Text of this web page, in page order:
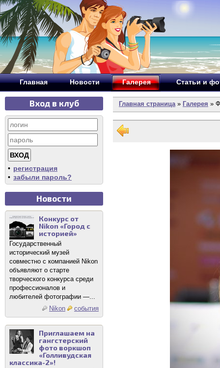
Главная Новости Галерея Статьи и
Вход в клуб
• регистрация
• забыли пароль?
Новости
Конкурс от
Nikon «Город с
историей»
Государственный
исторический музей
совместно с компанией Nikon
объявляют о старте
творческого конкурса среди
профессионалов и
любителей фотографии —...
Nikon
события
Приглашаем на
гангстерский
фото воркшоп
«Голливудская
классика-2»!
Главная страница» Галерея »